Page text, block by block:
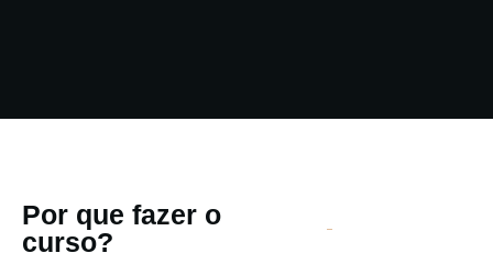
Por que fazer o
curso?